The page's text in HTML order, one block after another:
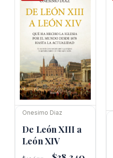
De León XIII a
León XIV
Onesimo Diaz
El